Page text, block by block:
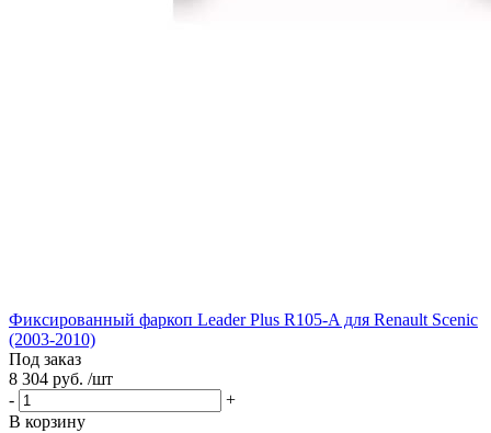
Фиксированный фаркоп Leader Plus R105-A для Renault Scenic
(2003-2010)
Под заказ
8 304 руб. /шт
-
+
В корзину